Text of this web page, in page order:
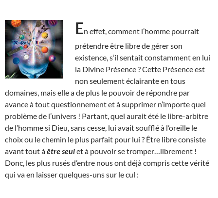
En effet, comment l’homme pourrait
prétendre être libre de gérer son
existence, s’il sentait constamment en lui
la Divine Présence ? Cette Présence est
non seulement éclairante en tous
domaines, mais elle a de plus le pouvoir de répondre par
avance à tout questionnement et à supprimer n’importe quel
problème de l’univers ! Partant, quel aurait été le libre-arbitre
de l’homme si Dieu, sans cesse, lui avait soufflé à l’oreille le
choix ou le chemin le plus parfait pour lui ? Être libre consiste
avant tout àêtre seulet à pouvoir se tromper…librement !
Donc, les plus rusés d’entre nous ont déjà compris cette vérité
qui va en laisser quelques-uns sur le cul :